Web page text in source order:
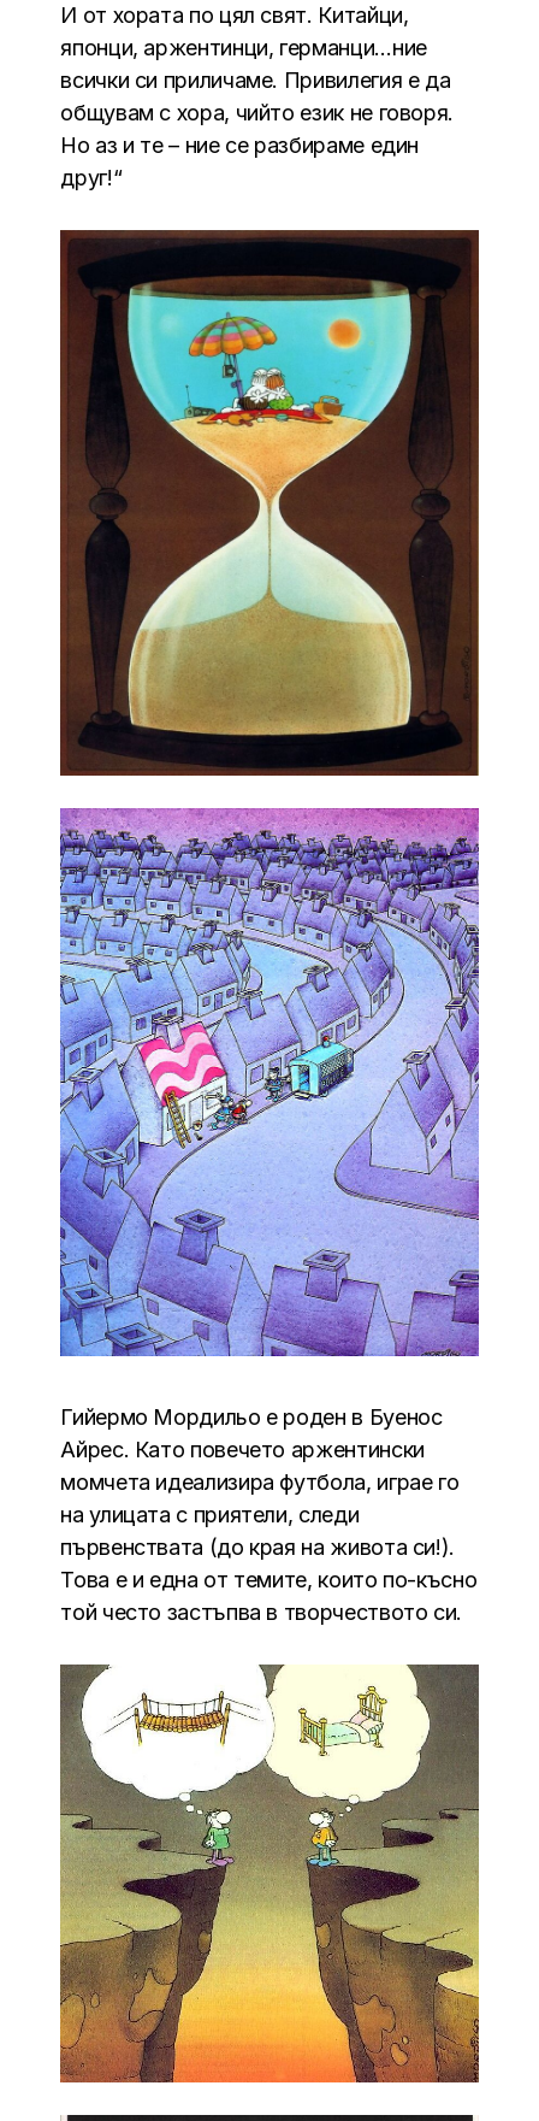
И от хората по цял свят. Китайци,
японци, аржентинци, германци…ние
всички си приличаме. Привилегия е да
общувам с хора, чийто език не говоря.
Но аз и те – ние се разбираме един
друг!“
Гийермо Мордильо е роден в Буенос
Айрес. Като повечето аржентински
момчета идеализира футбола, играе го
на улицата с приятели, следи
първенствата (до края на живота си!).
Това е и една от темите, които по-късно
той често застъпва в творчеството си.